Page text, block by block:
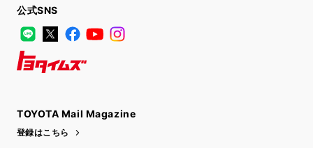
公式SNS
LINE
X FacebookYouTube
TOYOTA Mail Magazine
登録はこちら